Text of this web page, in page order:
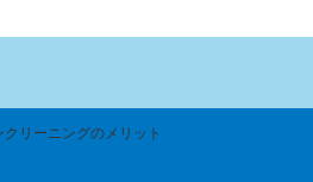
クリーニングのメリット